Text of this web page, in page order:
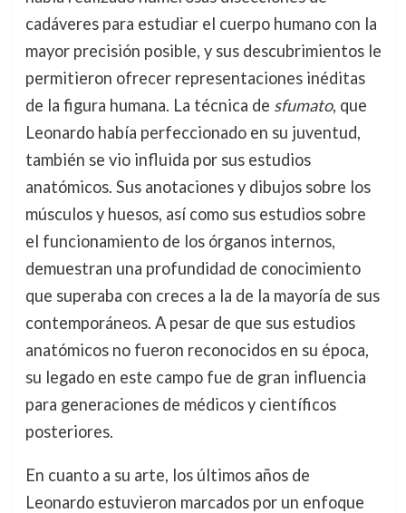
cadáveres para estudiar el cuerpo humano con la
mayor precisión posible, y sus descubrimientos le
permitieron ofrecer representaciones inéditas
de la figura humana. La técnica de sfumato, que
Leonardo había perfeccionado en su juventud,
también se vio influida por sus estudios
anatómicos. Sus anotaciones y dibujos sobre los
músculos y huesos, así como sus estudios sobre
el funcionamiento de los órganos internos,
demuestran una profundidad de conocimiento
que superaba con creces a la de la mayoría de sus
contemporáneos. A pesar de que sus estudios
anatómicos no fueron reconocidos en su época,
su legado en este campo fue de gran influencia
para generaciones de médicos y científicos
posteriores.
En cuanto a su arte, los últimos años de
Leonardo estuvieron marcados por un enfoque